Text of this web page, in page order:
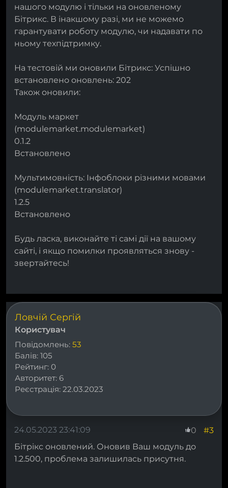
нашого модулю і тільки на оновленому
Бітрикс. В інакшому разі, ми не можемо
гарантувати роботу модулю, чи надавати по
ньому техпідтримку.
На тестовій ми оновили Бітрикс: Успішно
встановлено оновлень: 202
Також оновили:
Модуль маркет
(modulemarket.modulemarket)
0.1.2
Встановлено
Мультимовність: Інфоблоки різними мовами
(modulemarket.translator)
1.2.5
Встановлено
Будь ласка, виконайте ті самі дії на вашому
сайті, і якщо помилки проявляться знову -
звертайтесь!
Ловчій Сергій
Користувач
Повідомлень: 53
Балів: 105
Рейтинг: 0
Авторитет: 6
Реєстрація: 22.03.2023
#3
0
24.05.2023 23:41:09
Бітрікс оновлений. Оновив Ваш модуль до
1.2.500, проблема залишилась присутня.